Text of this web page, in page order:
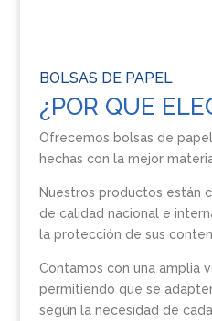
BOLSAS DE PAPEL
¿POR QUE
Ofrecemos bolsas de
hechas con la mejor
Nuestros productos están
de calidad nacional e
la protección de sus
Contamos con una amplia
permitiendo que se
según la necesidad de